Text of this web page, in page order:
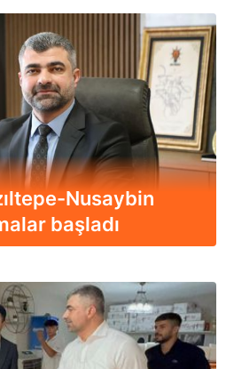
Nusaybin
başladı